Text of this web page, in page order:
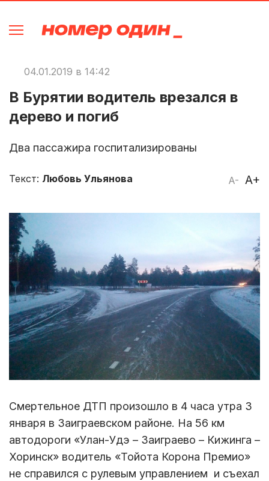
04.01.2019 в 14:42
В Бурятии водитель врезался в
дерево и погиб
Два пассажира госпитализированы
A- A+
Текст: Любовь Ульянова
Смертельное ДТП произошло в 4 часа утра 3
января в Заиграевском районе. На 56 км
автодороги «Улан-Удэ – Заиграево – Кижинга –
Хоринск» водитель «Тойота Корона Премио»
не справился с рулевым управлением и съехал